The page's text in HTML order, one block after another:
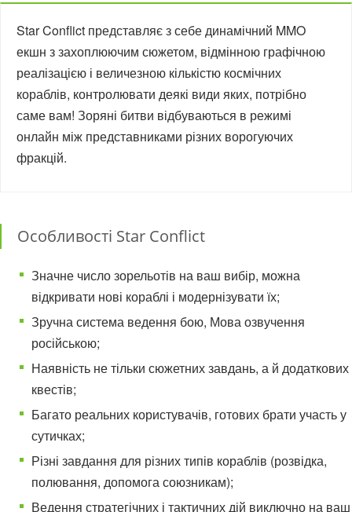
Star Conflict представляє з себе динамічний MMO
екшн з захоплюючим сюжетом, відмінною графічною
реалізацією і величезною кількістю космічних
кораблів, контролювати деякі види яких, потрібно
саме вам! Зоряні битви відбуваються в режимі
онлайн між представниками різних ворогуючих
фракцій.
Особливості Star Conflict
Значне число зорельотів на ваш вибір, можна
відкривати нові кораблі і модернізувати їх;
Зручна система ведення бою, Мова озвучення
російською;
Наявність не тільки сюжетних завдань, а й додаткових
квестів;
Багато реальних користувачів, готових брати участь у
сутичках;
Різні завдання для різних типів кораблів (розвідка,
полювання, допомога союзникам);
Ведення стратегічних і тактичних дій виключно на ваш